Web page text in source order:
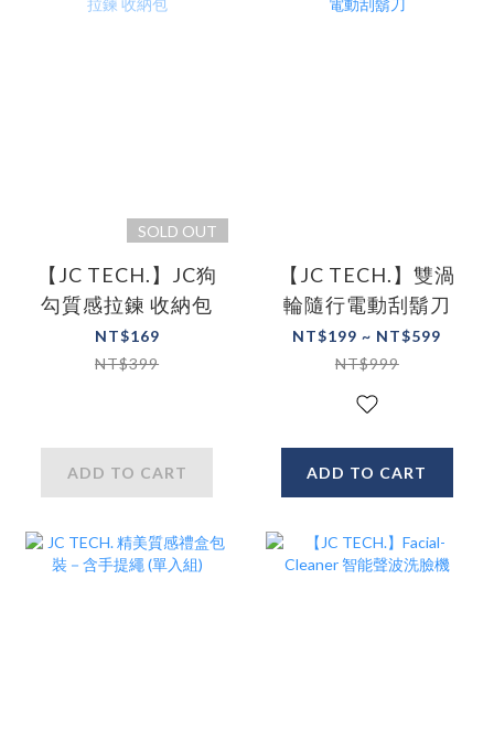
SOLD OUT
【JC TECH.】JC狗
勾質感拉鍊 收納包
NT$169
NT$399
ADD TO CART
【JC TECH.】雙渦
輪隨行電動刮鬍刀
NT$199 ~ NT$599
NT$999
ADD TO CART